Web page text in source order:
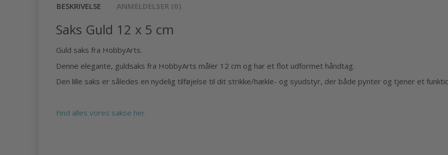
BESKRIVELSE ANMELDELSER (0)
Saks Guld 12 x 5 cm
Guld saks fra HobbyArts.
Denne elegante, guldsaks fra HobbyArts måler 12 cm og har et flot udformet håndtag.
Den lille saks er således en nydelig tilføjelse til dit strikke/hækle- og syudstyr, der både pynter og tjener et
Find alles vores sakse her.